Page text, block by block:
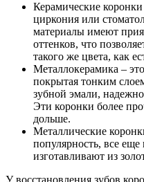
Керамические
циркония или
материалы имеют
оттенков, что
такого же цвета, как
Металлокерамика –
покрытая тонким
зубной эмали,
Эти коронки более
дольше.
Металлические
популярность, все
изготавливают из